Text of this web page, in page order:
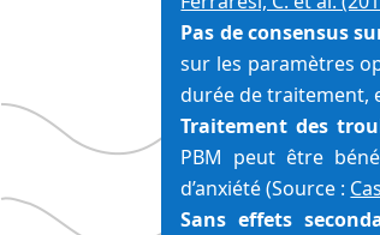
Pas de consensus
sur les paramètres
durée de traitement,
Traitement des
PBM peut être
d’anxiété (Source :
Sans effets